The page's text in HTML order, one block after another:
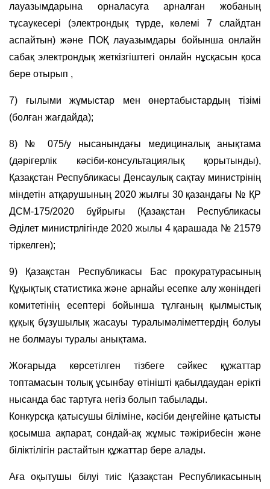
лауазымдарына орналасуға арналған жобаның
тұсаукесері (электрондық түрде, көлемі 7 слайдтан
аспайтын) және ПОҚ лауазымдары бойынша онлайн
сабақ электрондық жеткізгіштегі онлайн нұсқасын қоса
бере отырып ,
7) ғылыми жұмыстар мен өнертабыстардың тізімі
(болған жағдайда);
8) № 075/у нысанындағы медициналық анықтама
(дәрігерлік кәсіби-консультациялық қорытынды),
Қазақстан Республикасы Денсаулық сақтау министрінің
міндетін атқарушының 2020 жылғы 30 қазандағы № ҚР
ДСМ-175/2020 бұйрығы (Қазақстан Республикасы
Әділет министрлігінде 2020 жылы 4 қарашада № 21579
тіркелген);
9) Қазақстан Республикасы Бас прокуратурасының
Құқықтық статистика және арнайы есепке алу жөніндегі
комитетінің есептері бойынша тұлғаның қылмыстық
құқық бұзушылық жасауы туралымәліметтердің болуы
не болмауы туралы анықтама.
Жоғарыда көрсетілген тiзбеге сәйкес құжаттар
топтамасын толық ұсынбау өтінішті қабылдаудан ерікті
нысанда бас тартуға негіз болып табылады.
Конкурсқа қатысушы біліміне, кәсіби деңгейіне қатысты
қосымша ақпарат, сондай-ақ жұмыс тәжірибесін және
біліктілігін растайтын құжаттар бере алады.
Аға оқытушы білуі тиіс Қазақстан Республикасының